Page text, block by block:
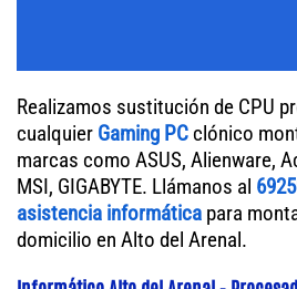
Realizamos sustitución de CPU
cualquier Gaming PC clónico
marcas como ASUS, Alienware,
MSI, GIGABYTE. Llámanos al
asistencia informática para
domicilio en Alto del Arenal.